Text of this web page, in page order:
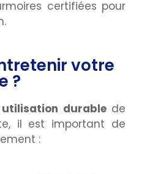
certifiées pour
votre
?
utilisation durablede
il est important de
: